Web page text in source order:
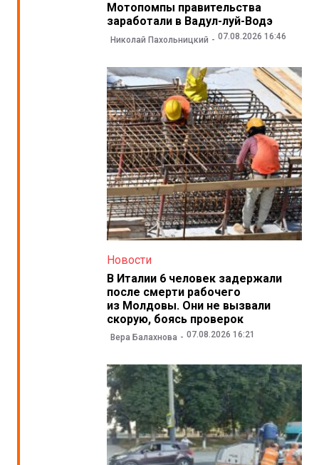
Мотопомпы правительства
заработали в Вадул-луй-Водэ
Николай Пахольницкий 07.08.2026 16:46
Новости
В Италии 6 человек задержали
после смерти рабочего
из Молдовы. Они не вызвали
скорую, боясь проверок
Вера Балахнова 07.08.2026 16:21